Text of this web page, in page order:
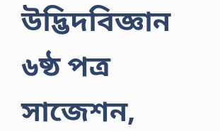
উদ্ভিদবিজ্ঞান
৬ষ্ঠ পত্র
সাজেশন,